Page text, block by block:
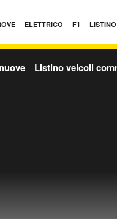
ELETTRICO F1
Listino veicoli